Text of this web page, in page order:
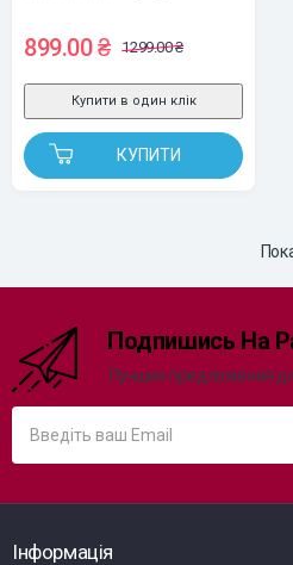
899.00 ₴ 1299.00 ₴
КУПИТИ
Купити в один клік
Подпишись На
Лучшие предложения
Інформація